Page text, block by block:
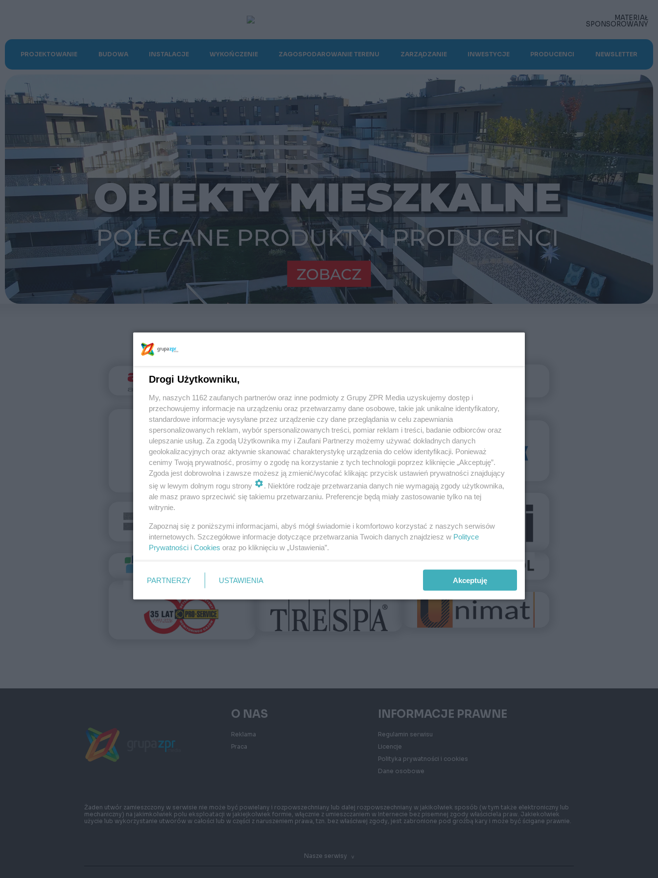
PROJEKTOWANIE BUDOWA INSTALACJE WYKOŃCZENIE ZAGOSPODAROWANIE TERENU ZARZĄDZANIE INWESTYCJE PRODUCENCI NEWSLETTER
O NAS
Reklama
Praca
INFORMACJE PRAWNE
Regulamin serwisu
Licencje
Polityka prywatności i cookies
Dane osobowe
Żaden utwór zamieszczony w serwisie nie może być powielany i rozpowszechniany lub dalej rozpowszechniany w jakikolwiek sposób (w tym także elektroniczny lub
mechaniczny) na jakimkolwiek polu eksploatacji w jakiejkolwiek formie, włącznie z umieszczaniem w Internecie bez pisemnej zgody właściciela praw. Jakiekolwiek
użycie lub wykorzystanie utworów w całości lub w części z naruszeniem prawa, tzn. bez właściwej zgody, jest zabronione pod groźbą kary i może być ścigane prawnie.
Nasze serwisy ^
Drogi Użytkowniku,
My, naszych 1162 zaufanych partnerów oraz inne podmioty z Grupy ZPR Media uzyskujemy dostęp i
przechowujemy informacje na urządzeniu oraz przetwarzamy dane osobowe, takie jak unikalne identyfikatory,
standardowe informacje wysyłane przez urządzenie czy dane przeglądania w celu zapewniania
spersonalizowanych reklam, wybór spersonalizowanych treści, pomiar reklam i treści, badanie odbiorców oraz
ulepszanie usług. Za zgodą Użytkownika my i Zaufani Partnerzy możemy używać dokładnych danych
geolokalizacyjnych oraz aktywnie skanować charakterystykę urządzenia do celów identyfikacji. Ponieważ
cenimy Twoją prywatność, prosimy o zgodę na korzystanie z tych technologii poprzez kliknięcie „Akceptuję”.
Zgoda jest dobrowolna i zawsze możesz ją zmienić/wycofać klikając przycisk ustawień prywatności znajdujący
się w lewym dolnym rogu strony
. Niektóre rodzaje przetwarzania danych nie wymagają zgody użytkownika,
ale masz prawo sprzeciwić się takiemu przetwarzaniu. Preferencje będą miały zastosowanie tylko na tej
witrynie.
Zapoznaj się z poniższymi informacjami, abyś mógł świadomie i komfortowo korzystać z naszych serwisów
internetowych. Szczegółowe informacje dotyczące przetwarzania Twoich danych znajdziesz w Polityce
Prywatności i Cookies oraz po kliknięciu w „Ustawienia”.
PARTNERZY USTAWIENIA Akceptuję